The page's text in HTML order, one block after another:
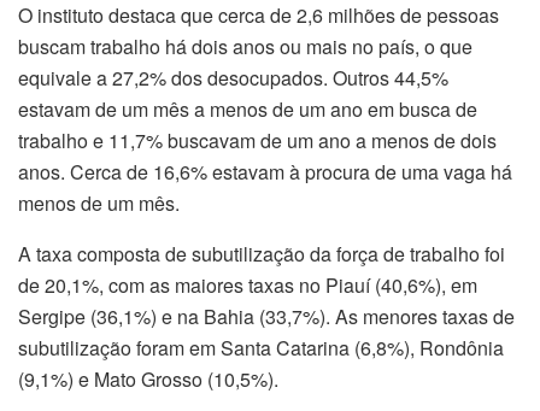
O instituto destaca que cerca de 2,6 milhões de pessoas
buscam trabalho há dois anos ou mais no país, o que
equivale a 27,2% dos desocupados. Outros 44,5%
estavam de um mês a menos de um ano em busca de
trabalho e 11,7% buscavam de um ano a menos de dois
anos. Cerca de 16,6% estavam à procura de uma vaga há
menos de um mês.
A taxa composta de subutilização da força de trabalho foi
de 20,1%, com as maiores taxas no Piauí (40,6%), em
Sergipe (36,1%) e na Bahia (33,7%). As menores taxas de
subutilização foram em Santa Catarina (6,8%), Rondônia
(9,1%) e Mato Grosso (10,5%).